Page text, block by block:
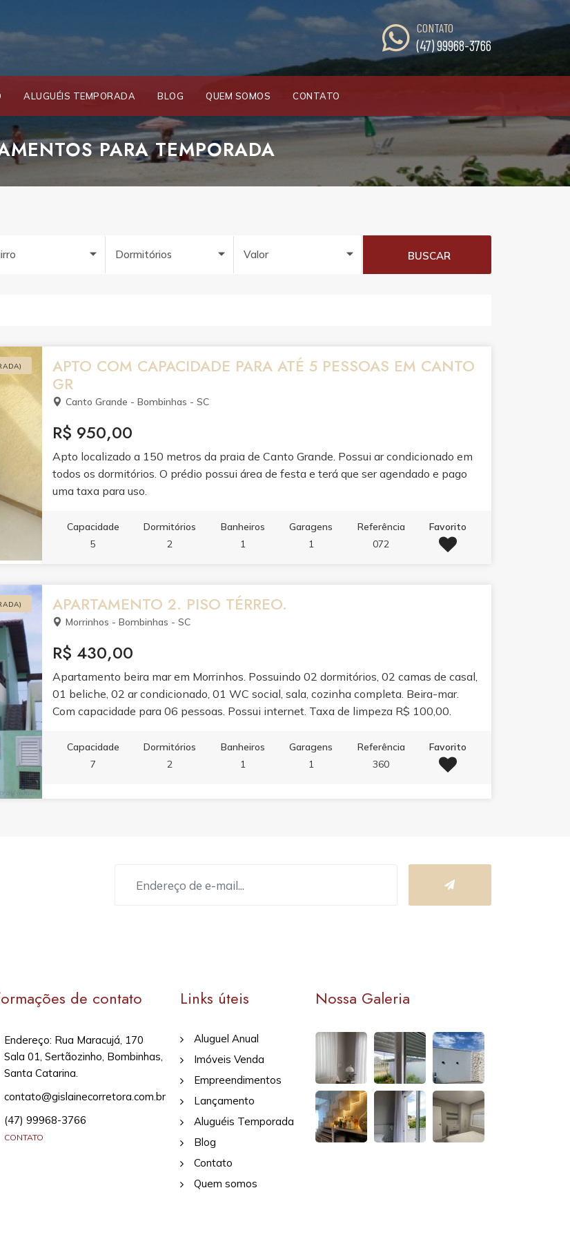
CONTATO
(47) 99968-3766
ALUGUÉIS TEMPORADA BLOG QUEM SOMOS CONTATO
PARA TEMPORADA
Dormitórios Valor BUSCAR
APTO COM CAPACIDADE PARA ATÉ 5 PESSOAS EM CANTO
GR
Canto Grande - Bombinhas - SC
R$ 950,00
Apto localizado a 150 metros da praia de Canto Grande. Possui ar condicionado em
todos os dormitórios. O prédio possui área de festa e terá que ser agendado e pago
uma taxa para uso.
Capacidade
5
Dormitórios
2
Banheiros
1
Garagens
1
Referência
072
Favorito
APARTAMENTO 2. PISO TÉRREO.
Morrinhos - Bombinhas - SC
R$ 430,00
Apartamento beira mar em Morrinhos. Possuindo 02 dormitórios, 02 camas de casal,
01 beliche, 02 ar condicionado, 01 WC social, sala, cozinha completa. Beira-mar.
Com capacidade para 06 pessoas. Possui internet. Taxa de limpeza R$ 100,00.
Capacidade
7
Dormitórios
2
Banheiros
1
Garagens
1
Referência
360
Favorito
de contato
Endereço: Rua Maracujá, 170
Sala 01, Sertãozinho, Bombinhas,
Santa Catarina.
contato@gislainecorretora.com.br
(47) 99968-3766
CONTATO
Links úteis
Aluguel Anual
Imóveis Venda
Empreendimentos
Lançamento
Aluguéis Temporada
Blog
Contato
Quem somos
Nossa Galeria